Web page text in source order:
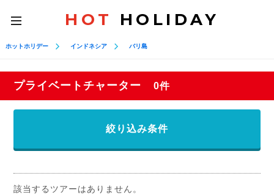
toggle
navigation
HOT HOLIDAY
ホットホリデー インドネシア バリ島
プライベートチャーター 0件
絞り込み条件
該当するツアーはありません。